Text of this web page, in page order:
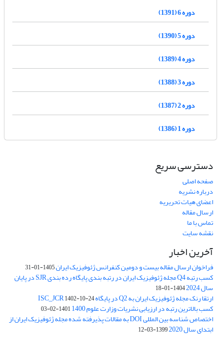
دوره 6 (1391)
دوره 5 (1390)
دوره 4 (1389)
دوره 3 (1388)
دوره 2 (1387)
دوره 1 (1386)
دسترسی سریع
صفحه اصلی
درباره نشریه
اعضای هیات تحریریه
ارسال مقاله
تماس با ما
نقشه سایت
آخرین اخبار
فراخوان ارسال مقاله بیست و دومین کنفرانس ژئوفیزیک ایران1405-01-31
کسب رتبه Q4 مجله ژئوفیزیک ایران در رتبه بندی پایگاه رده بندی SJR در پایان
سال 2024 1404-01-18
ارتقا رنک مجله ژئوفیزیک ایران به Q2 در پایگاه ISC_JCR 1402-10-24
کسب بالاترین رتبه در ارزیابی نشریات وزارت علوم 1400 1401-02-03
اختصاص شناسه بین المللی DOI به مقالات پذیرفته شده مجله ژئوفیزیک ایران از
ابتدای سال 2020 1399-03-12